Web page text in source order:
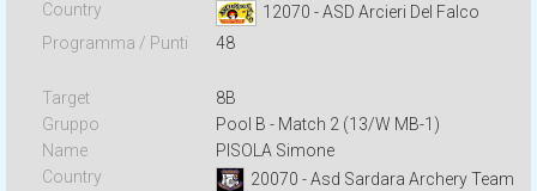
12070 - ASD Arcieri Del Falco
48
8B
Pool B - Match 2 (13/W MB-1)
PISOLA Simone
20070 - Asd Sardara Archery Team